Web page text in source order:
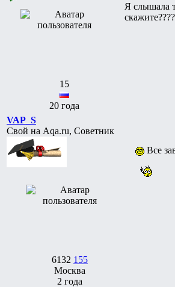
15
20 года
Я слышала
скажите????
VAP_S
Свой на Aqa.ru, Советник
6132 155
Москва
2 года
Все